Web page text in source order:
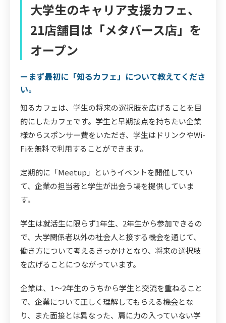
大学生のキャリア支援カフェ、
21店舗目は「メタバース店」を
オープン
ーまず最初に「知るカフェ」について教えてくださ
い。
知るカフェは、学生の将来の選択肢を広げることを目
的にしたカフェです。学生と早期接点を持ちたい企業
様からスポンサー費をいただき、学生はドリンクやWi-
Fiを無料で利用することができます。
定期的に「Meetup」というイベントを開催してい
て、企業の担当者と学生が出会う場を提供していま
す。
学生は就活生に限らず1年生、2年生から参加できるの
で、大学関係者以外の社会人と接する機会を通じて、
働き方について考えるきっかけとなり、将来の選択肢
を広げることにつながっています。
企業は、1～2年生のうちから学生と交流を重ねること
で、企業について正しく理解してもらえる機会とな
り、また面接とは異なった、肩に力の入っていない学